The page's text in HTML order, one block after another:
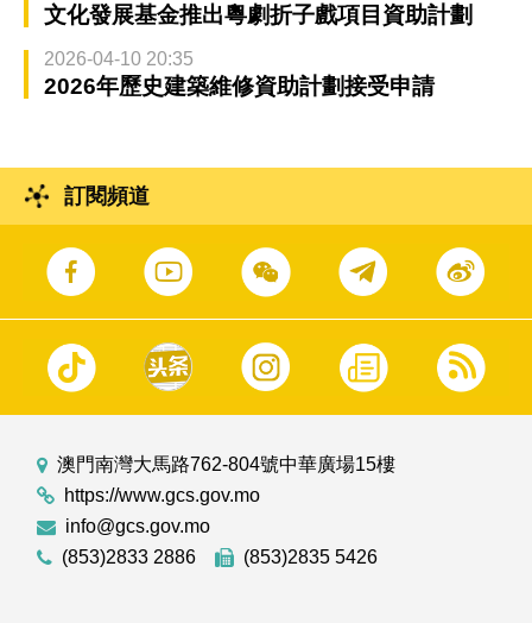
文化發展基金推出粵劇折子戲項目資助計劃
2026-04-10 20:35
2026年歷史建築維修資助計劃接受申請
訂閱頻道
澳門南灣大馬路762-804號中華廣場15樓
https://www.gcs.gov.mo
info@gcs.gov.mo
(853)2833 2886
(853)2835 5426